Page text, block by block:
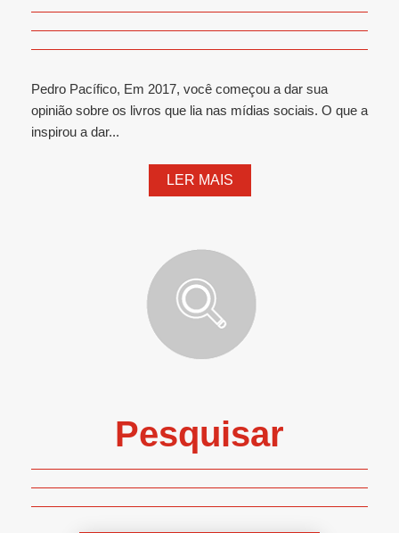
Pedro Pacífico, Em 2017, você começou a dar sua
opinião sobre os livros que lia nas mídias sociais. O que a
inspirou a dar...
LER MAIS
Pesquisar